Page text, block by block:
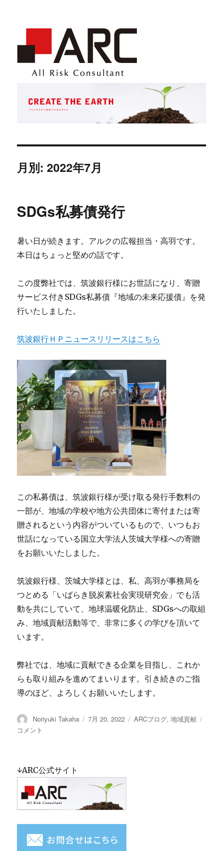
月別: 2022年7月
SDGs私募債発行
暑い日が続きます。アルクの広報担当・高羽です。
本日はちょっと堅めの話です。
この度弊社では、筑波銀行様にお世話になり、寄贈
サービス付きSDGs私募債『地域の未来応援債』を発
行いたしました。
筑波銀行ＨＰニュースリリースはこちら
この私募債は、筑波銀行様が受け取る発行手数料の
一部が、地域の学校や地方公共団体に寄付または寄
贈されるという内容がついているもので、いつもお
世話になっている国立大学法人茨城大学様への寄贈
をお願いいたしました。
筑波銀行様、茨城大学様とは、私、高羽が事務局を
つとめる「いばらき脱炭素社会実現研究会」でも活
動を共にしていて、地球温暖化防止、SDGsへの取組
み、地域貢献活動等で、非常に多くの学びを頂いて
います。
弊社では、地域に貢献できる企業を目指し、これか
らも取り組みを進めてまいります。引き続きのご指
導のほど、よろしくお願いいたします。
投
稿
Noriyuki Takaha
投
7月 20, 2022
カ
ARCブログ,地域貢献
コメント
↓ARC公式サイト